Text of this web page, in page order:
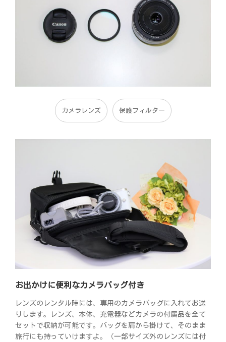
カメラレンズ 保護フィルター
お出かけに便利なカメラバッグ付き
レンズのレンタル時には、専用のカメラバッグに入れてお送
りします。レンズ、本体、充電器などカメラの付属品を全て
セットで収納が可能です。バッグを肩から掛けて、そのまま
旅行にも持っていけますよ。（一部サイズ外のレンズには付